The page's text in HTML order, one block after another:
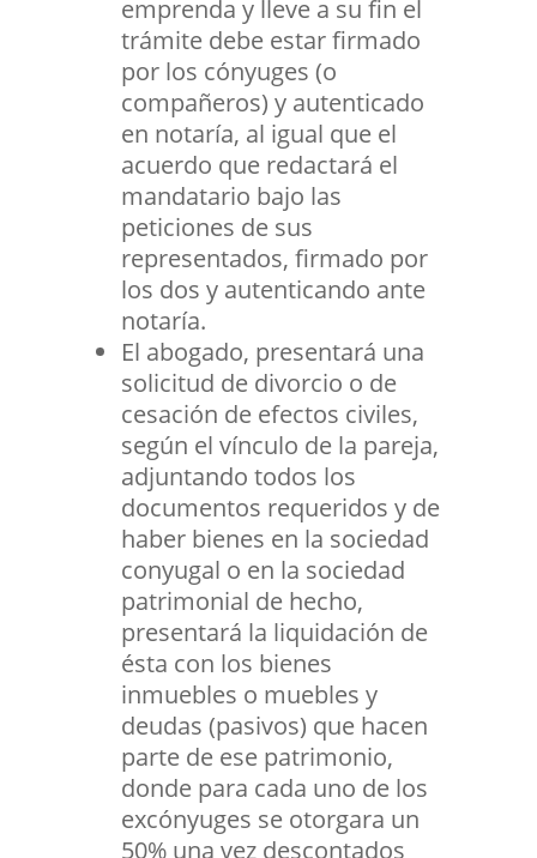
emprenda y lleve a su fin el
trámite debe estar firmado
por los cónyuges (o
compañeros) y autenticado
en notaría, al igual que el
acuerdo que redactará el
mandatario bajo las
peticiones de sus
representados, firmado por
los dos y autenticando ante
notaría.
El abogado, presentará una
solicitud de divorcio o de
cesación de efectos civiles,
según el vínculo de la pareja,
adjuntando todos los
documentos requeridos y de
haber bienes en la sociedad
conyugal o en la sociedad
patrimonial de hecho,
presentará la liquidación de
ésta con los bienes
inmuebles o muebles y
deudas (pasivos) que hacen
parte de ese patrimonio,
donde para cada uno de los
excónyuges se otorgara un
50% una vez descontados